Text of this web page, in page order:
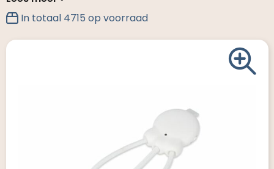
Elektronica & gadgets
In totaal 4715 op voorraad